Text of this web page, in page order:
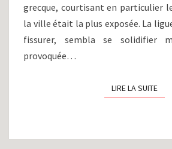
grecque, courtisant en particulier
la ville était la plus exposée. La
fissurer, sembla se solidifier
provoquée…
LIRE LA SUITELIRE